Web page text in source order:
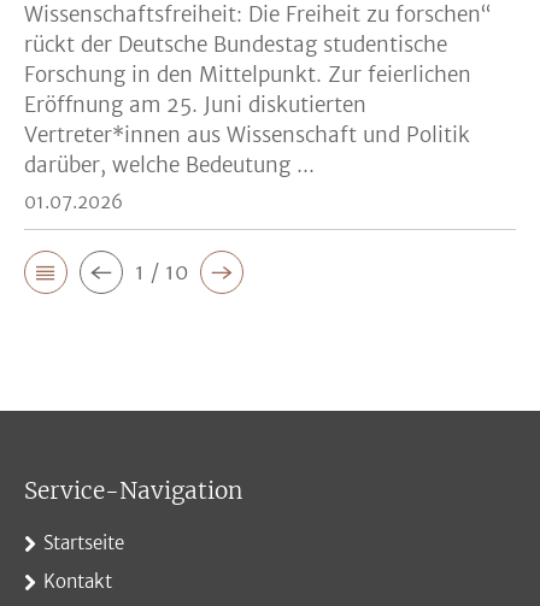
Wissenschaftsfreiheit: Die Freiheit zu forschen“
rückt der Deutsche Bundestag studentische
Forschung in den Mittelpunkt. Zur feierlichen
Eröffnung am 25. Juni diskutierten
Vertreter*innen aus Wissenschaft und Politik
darüber, welche Bedeutung ...
01.07.2026
1 / 10
Service-Navigation
Startseite
Kontakt